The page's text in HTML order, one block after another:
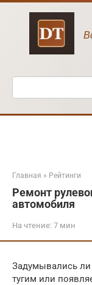
Перейти
Поиск:
Главная » Рейтинги
Ремонт
автомобиля
На чтение: 7 мин
Задумывались ли
тугим или